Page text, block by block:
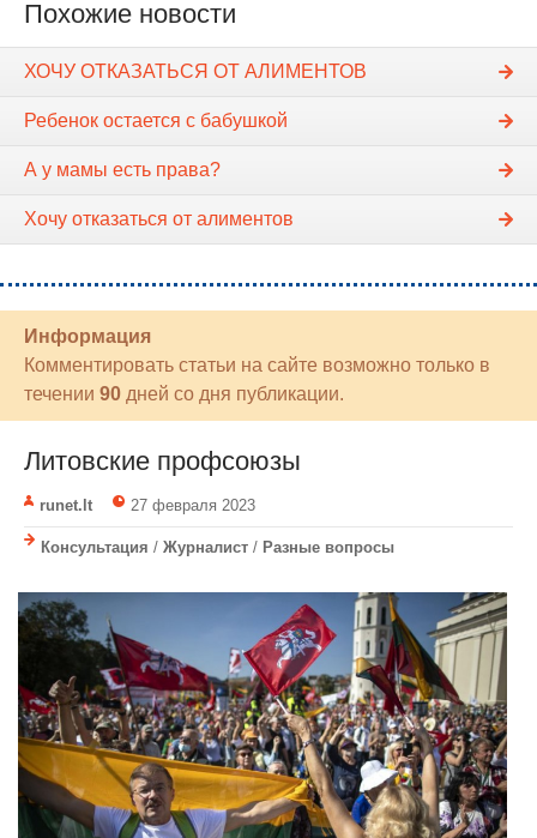
Похожие новости
ХОЧУ ОТКАЗАТЬСЯ ОТ АЛИМЕНТОВ
Ребенок остается с бабушкой
А у мамы есть права?
Хочу отказаться от алиментов
Информация
Комментировать статьи на сайте возможно только в
течении 90 дней со дня публикации.
Литовские профсоюзы
runet.lt 27 февраля 2023
Консультация / Журналист / Разные вопросы